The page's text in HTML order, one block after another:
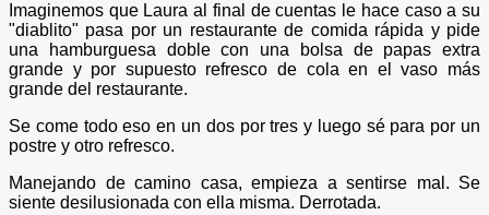
Imaginemos que Laura al final de cuentas le hace caso a su
"diablito" pasa por un restaurante de comida rápida y pide
una hamburguesa doble con una bolsa de papas extra
grande y por supuesto refresco de cola en el vaso más
grande del restaurante.
Se come todo eso en un dos por tres y luego sé para por un
postre y otro refresco.
Manejando de camino casa, empieza a sentirse mal. Se
siente desilusionada con ella misma. Derrotada.